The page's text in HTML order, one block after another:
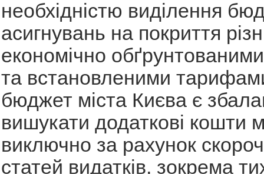
необхідністю виділення
асигнувань на покриття
економічно
та встановленими
бюджет міста Києва є
вишукати додаткові кошти
виключно за рахунок
статей видатків, зокрема